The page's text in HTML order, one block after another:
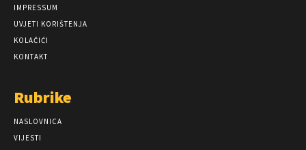
IMPRESSUM
UVJETI KORIŠTENJA
KOLAČIĆI
KONTAKT
Rubrike
NASLOVNICA
VIJESTI